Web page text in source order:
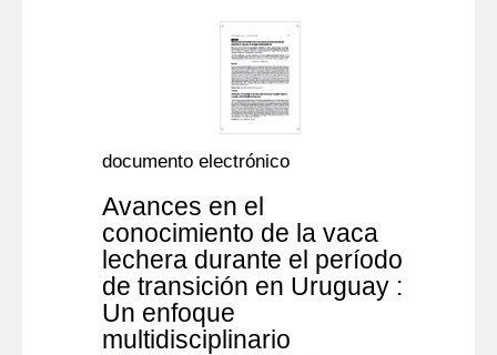
documento electrónico
Avances en el
conocimiento de la vaca
lechera durante el período
de transición en Uruguay :
Un enfoque
multidisciplinario